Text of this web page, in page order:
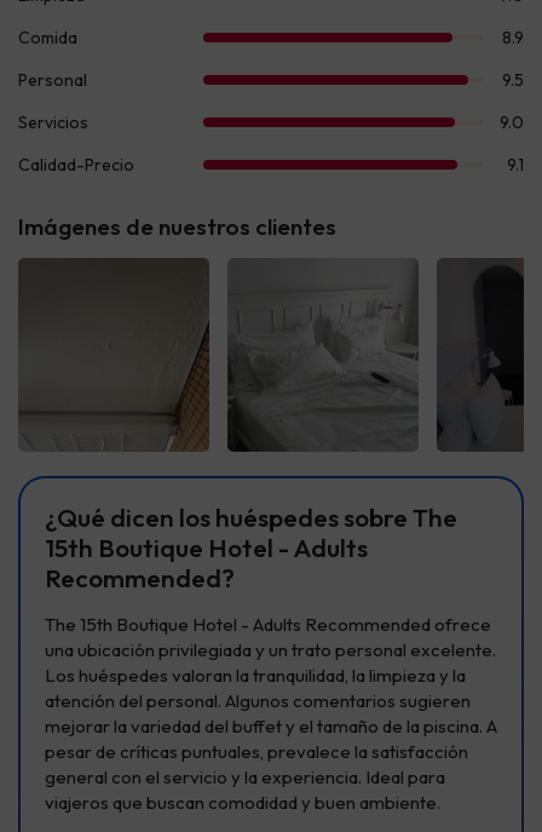
Imágenes de nuestros clientes
¿Qué dicen los huéspedes sobre The
15th Boutique Hotel - Adults
Recommended?
The 15th Boutique Hotel - Adults Recommended ofrece
una ubicación privilegiada y un trato personal excelente.
Los huéspedes valoran la tranquilidad, la limpieza y la
atención del personal. Algunos comentarios sugieren
mejorar la variedad del buffet y el tamaño de la piscina. A
pesar de críticas puntuales, prevalece la satisfacción
general con el servicio y la experiencia. Ideal para
viajeros que buscan comodidad y buen ambiente.